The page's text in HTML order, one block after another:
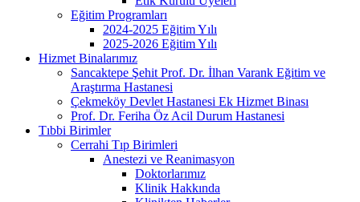
Eğitim Programları
2024-2025 Eğitim Yılı
2025-2026 Eğitim Yılı
Hizmet Binalarımız
Sancaktepe Şehit Prof. Dr. İlhan Varank Eğitim ve
Araştırma Hastanesi
Çekmeköy Devlet Hastanesi Ek Hizmet Binası
Prof. Dr. Feriha Öz Acil Durum Hastanesi
Tıbbi Birimler
Cerrahi Tıp Birimleri
Anestezi ve Reanimasyon
Doktorlarımız
Klinik Hakkında